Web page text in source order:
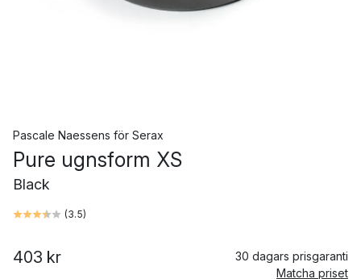
Pascale Naessens för Serax
Pure ugnsform XS
Black
(3.5)
403 kr
30 dagars prisgaranti
Matcha priset